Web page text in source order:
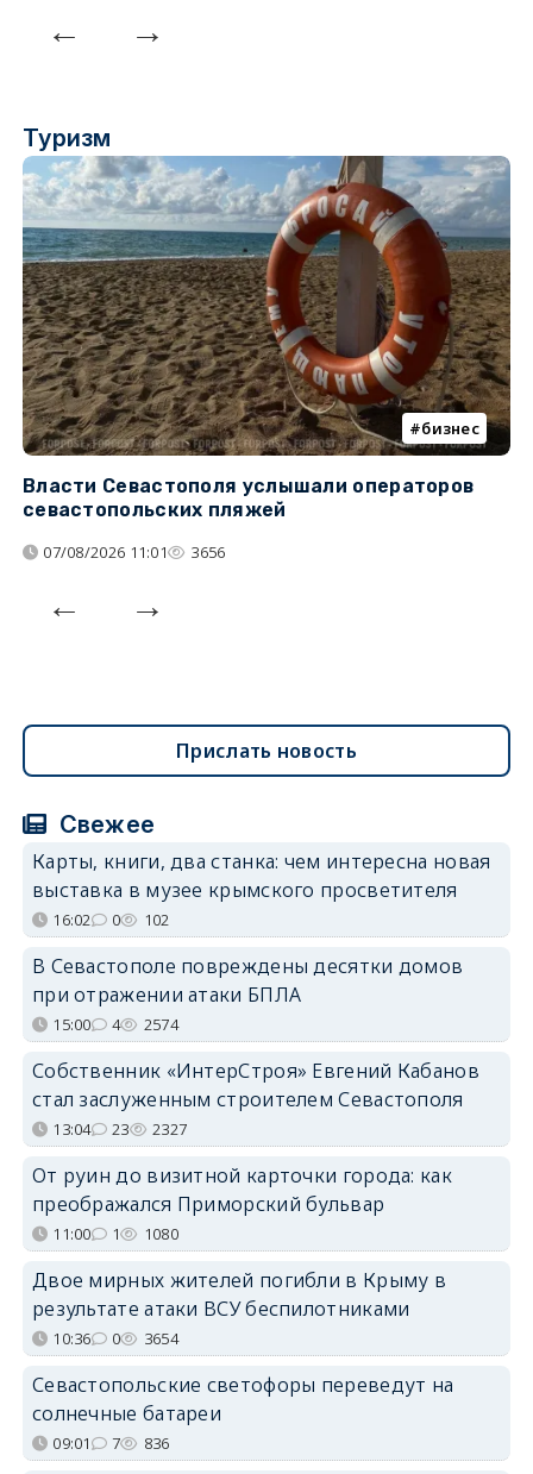
Туризм
бизнес
Власти Севастополя услышали операторов
севастопольских пляжей
07/08/2026 11:01 3656
Прислать новость
Свежее
Карты, книги, два станка: чем интересна новая
выставка в музее крымского просветителя
16:02 0 102
В Севастополе повреждены десятки домов
при отражении атаки БПЛА
15:00 4 2574
Собственник «ИнтерСтроя» Евгений Кабанов
стал заслуженным строителем Севастополя
13:04 23 2327
От руин до визитной карточки города: как
преображался Приморский бульвар
11:00 1 1080
Двое мирных жителей погибли в Крыму в
результате атаки ВСУ беспилотниками
10:36 0 3654
Севастопольские светофоры переведут на
солнечные батареи
09:01 7 836